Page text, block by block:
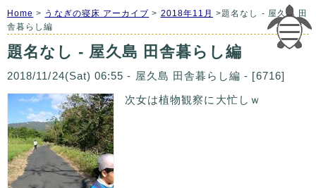
Home > うなぎの寝床 アーカイブ > 2018年11月 >題名なし - 屋久島 田
舎暮らし編
題名なし - 屋久島 田舎暮らし編
2018/11/24(Sat) 06:55 - 屋久島 田舎暮らし編 - [6716]
次女は植物観察に大忙しｗ